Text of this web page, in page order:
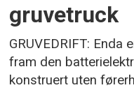
gruvetruck
GRUVEDRIFT:
fram den
konstruert uten